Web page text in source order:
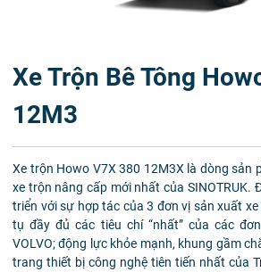
Xe Trộn Bê Tông
12M3
Xe trộn Howo V7X 380 12M3X là dòng sản
xe trộn nâng cấp mới nhất của SINOTRUK.
triển với sự hợp tác của 3 đơn vị sản xuất
tụ đầy đủ các tiêu chí “nhất” của các
VOLVO; động lực khỏe mạnh, khung gầm
trang thiết bị công nghệ tiên tiến nhất của